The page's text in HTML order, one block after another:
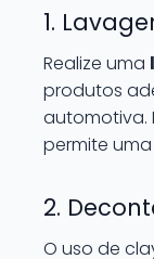
1.
Realize uma
produtos
automotiva.
permite
2.
O uso de